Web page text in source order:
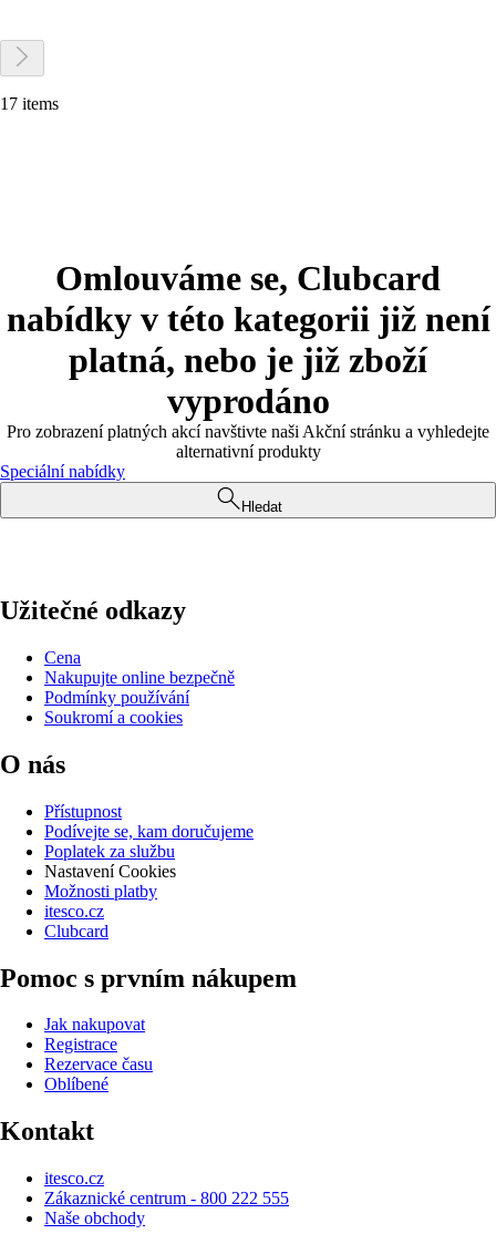
17 items
Omlouváme se, Clubcard
nabídky v této kategorii již není
platná, nebo je již zboží
vyprodáno
Pro zobrazení platných akcí navštivte naši Akční stránku a vyhledejte
alternativní produkty
Speciální nabídky
Hledat
Užitečné odkazy
Cena
Nakupujte online bezpečně
Podmínky používání
Soukromí a cookies
O nás
Přístupnost
Podívejte se, kam doručujeme
Poplatek za službu
Nastavení Cookies
Možnosti platby
itesco.cz
Clubcard
Pomoc s prvním nákupem
Jak nakupovat
Registrace
Rezervace času
Oblíbené
Kontakt
itesco.cz
Zákaznické centrum - 800 222 555
Naše obchody